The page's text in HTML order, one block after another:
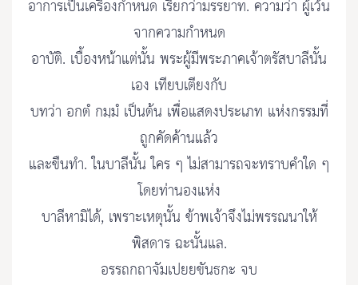
อาการเป็นเครื่องกำหนด เรียกว่ามรรยาท. ความว่า ผู้เว้น
จากความกำหนด
อาบัติ. เบื้องหน้าแต่นั้น พระผู้มีพระภาคเจ้าตรัสบาลีนั้น
เอง เทียบเตียงกับ
บทว่า อกตํ กมฺมํ เป็นต้น เพื่อแสดงประเภท แห่งกรรมที่
ถูกคัดค้านแล้ว
และขืนทำ. ในบาลีนั้น ใคร ๆ ไม่สามารถจะทราบคำใด ๆ
โดยท่านองแห่ง
บาลีหามิได้, เพราะเหตุนั้น ข้าพเจ้าจึงไม่พรรณนาให้
พิสดาร ฉะนั้นแล.
อรรถกถาจัมเปยยขันธกะ จบ